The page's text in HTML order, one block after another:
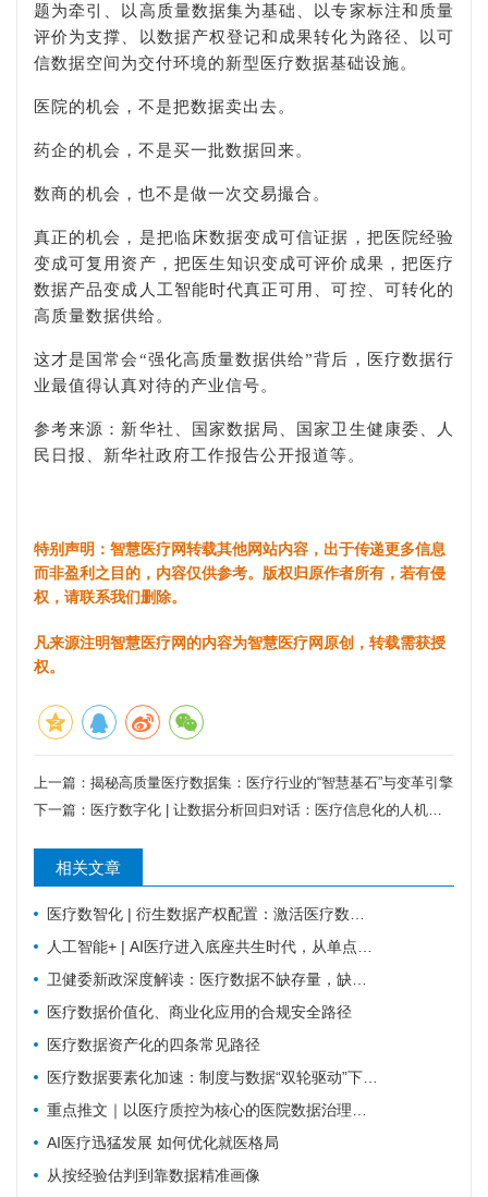
题为牵引、以高质量数据集为基础、以专家标注和质量
评价为支撑、以数据产权登记和成果转化为路径、以可
信数据空间为交付环境的新型医疗数据基础设施。
医院的机会，不是把数据卖出去。
药企的机会，不是买一批数据回来。
数商的机会，也不是做一次交易撮合。
真正的机会，是把临床数据变成可信证据，把医院经验
变成可复用资产，把医生知识变成可评价成果，把医疗
数据产品变成人工智能时代真正可用、可控、可转化的
高质量数据供给。
这才是国常会“强化高质量数据供给”背后，医疗数据行
业最值得认真对待的产业信号。
参考来源：新华社、国家数据局、国家卫生健康委、人
民日报、新华社政府工作报告公开报道等。
特别声明：智慧医疗网转载其他网站内容，出于传递更多信息
而非盈利之目的，内容仅供参考。版权归原作者所有，若有侵
权，请联系我们删除。
凡来源注明智慧医疗网的内容为智慧医疗网原创，转载需获授
权。
上一篇： 揭秘高质量医疗数据集：医疗行业的“智慧基石”与变革引擎
下一篇： 医疗数字化 | 让数据分析回归对话：医疗信息化的人机交互新范式
相关文章
医疗数智化 | 衍生数据产权配置：激活医疗数据价值的关键规则
人工智能+ | AI医疗进入底座共生时代，从单点智能走向全域协同
卫健委新政深度解读：医疗数据不缺存量，缺可复用的高质量数据集
医疗数据价值化、商业化应用的合规安全路径
医疗数据资产化的四条常见路径
医疗数据要素化加速：制度与数据“双轮驱动”下的机遇与挑战
重点推文｜以医疗质控为核心的医院数据治理体系建设探索
AI医疗迅猛发展 如何优化就医格局
从按经验估判到靠数据精准画像